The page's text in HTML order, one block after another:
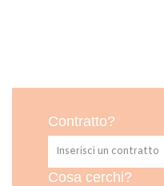
Contratto?
Cosa cerchi?